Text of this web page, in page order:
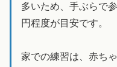
多いため、手ぶらで
円程度が目安です。
家での練習は、赤ち